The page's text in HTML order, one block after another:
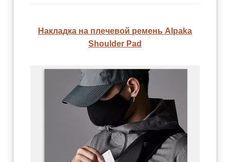
Накладка на плечевой ремень Alpaka
Shoulder Pad